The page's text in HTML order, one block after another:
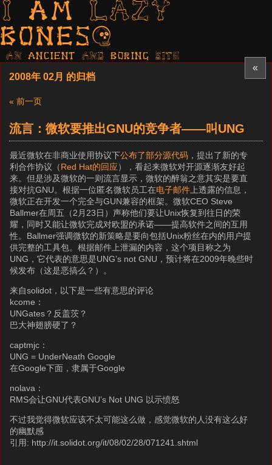
I am LAZY
bones?
AN ancient AND boring SITE
«
2008年 02月 的归档
« 前一页
流言：微软要推出GNU的竞争者——叫UNG
最近微软在非商业使用协议下公布了部分源代码 ，提出了新的专
利合作协议（Red Hat的回应），看起来微软对开源逐渐友好起
来。但是涉及微软的一则流言显示，微软的醉翁之意其实是要直
接对抗GNU。根据一位匿名微软员工在电子邮件 上透露的信息，
微软正在开发一个完全与GUN兼容的框架。微软CEO Steve
Ballmer在周五（2月23日）声称他们要让Unix恢复到往日的荣
耀，同时又能让微软完成对欧盟的承诺——提高软件之间的互用
性。Ballmer强调微软的新策略是要向包括Unix粉丝在内的用户提
供完整的工具包。根据邮件上泄漏的内容，这个项目称之为
UNG，它代表的意思是UNG’s not GNU，预计将在2009年晚些时
候发布（这是恶搞么？）。
来自solidot，以下是一些有意思的评论
kcome：
UNGates？反盖茨？
巴大神翅膀硬了？
captmjc：
UNG = UnderNeath Google
在Google下面，隶属于Google
nolava：
RMS会让GNU代表GNU’s Not UNG 以示愤怒
不过我觉得微软应该不太可能这么做，感觉微软的人没有这么好
的幽默感
引用: http://it.solidot.org/it/08/02/28/071241.shtml